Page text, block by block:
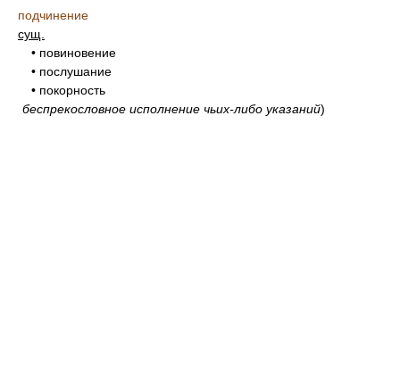
подчинение
сущ.
• повиновение
• послушание
• покорность
беспрекословное исполнение чьих-либо указаний)